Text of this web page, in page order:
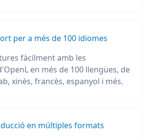
per a més de 100 idiomes
fàcilment amb les
en més de 100 llengües, de
xinès, francès, espanyol i més.
en múltiples formats